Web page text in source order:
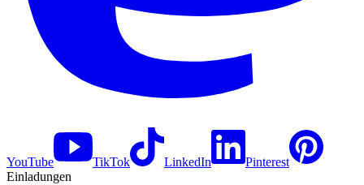
YouTube TikTok LinkedIn
Pinterest
Einladungen